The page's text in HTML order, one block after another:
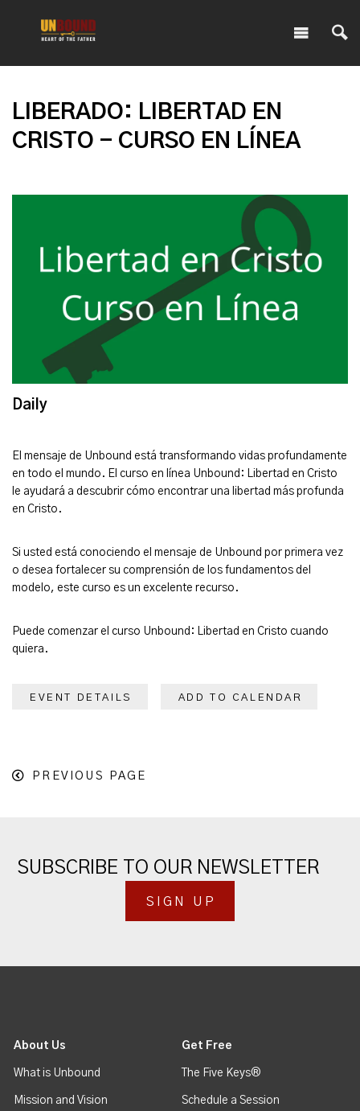
LIBERADO: LIBERTAD EN
CRISTO - CURSO EN LÍNEA
Daily
El mensaje de Unbound está transformando vidas profundamente
en todo el mundo. El curso en línea Unbound: Libertad en Cristo
le ayudará a descubrir cómo encontrar una libertad más profunda
en Cristo.
Si usted está conociendo el mensaje de Unbound por primera vez
o desea fortalecer su comprensión de los fundamentos del
modelo, este curso es un excelente recurso.
Puede comenzar el curso Unbound: Libertad en Cristo cuando
quiera.
EVENT DETAILS ADD TO CALENDAR
PREVIOUS PAGE
SUBSCRIBE TO OUR NEWSLETTER
SIGN UP
About Us
What is Unbound
Mission and Vision
Get Free
The Five Keys®
Schedule a Session